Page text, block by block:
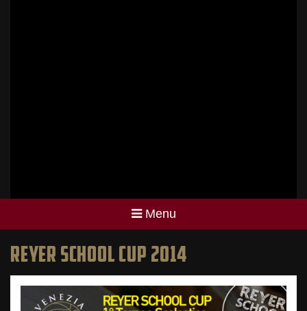
Menu
REYER SCHOOL CUP 2014